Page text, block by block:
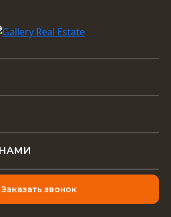
Заказать звонок